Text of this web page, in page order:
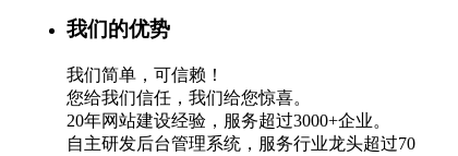
我们的优势
我们简单，可信赖！
您给我们信任，我们给您惊喜。
20年网站建设经验，服务超过3000+企业。
自主研发后台管理系统，服务行业龙头超过70